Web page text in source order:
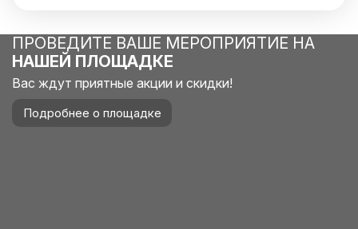
ПРОВЕДИТЕ ВАШЕ МЕРОПРИЯТИЕ НА
НАШЕЙ ПЛОЩАДКЕ
Вас ждут приятные акции и скидки!
Подробнее о площадке